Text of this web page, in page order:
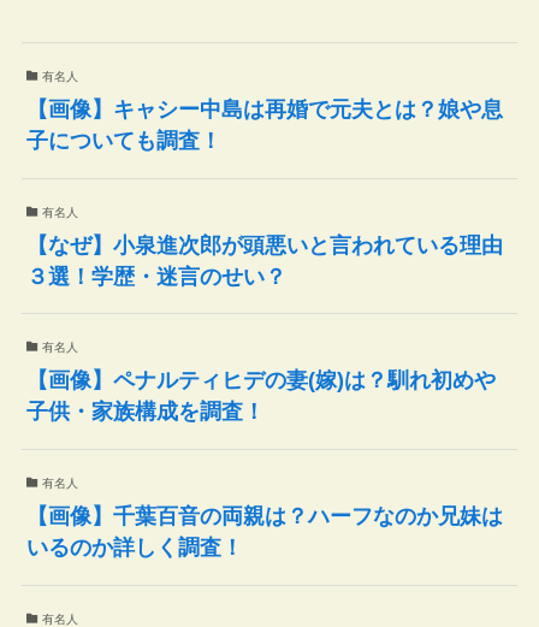
有名人
【画像】キャシー中島は再婚で元夫とは？娘や息
子についても調査！
有名人
【なぜ】小泉進次郎が頭悪いと言われている理由
３選！学歴・迷言のせい？
有名人
【画像】ペナルティヒデの妻(嫁)は？馴れ初めや
子供・家族構成を調査！
有名人
【画像】千葉百音の両親は？ハーフなのか兄妹は
いるのか詳しく調査！
有名人